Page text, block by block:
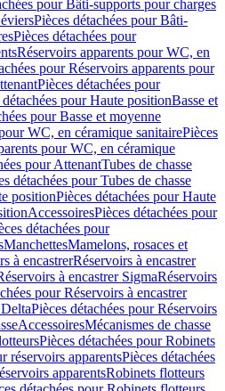
pour Bâti-supports pour charges
Pièces détachées pour Bâti-
Pièces détachées pour
Réservoirs apparents pour WC, en
pour Réservoirs apparents pour
Pièces détachées pour
détachées pour Haute positionBasse et
pour Basse et moyenne
WC, en céramique sanitairePièces
pour WC, en céramique
pour AttenantTubes de chasse
détachées pour Tubes de chasse
positionPièces détachées pour Haute
AccessoiresPièces détachées pour
détachées pour
ManchettesMamelons, rosaces et
à encastrerRéservoirs à encastrer
à encastrer SigmaRéservoirs
pour Réservoirs à encastrer
Pièces détachées pour Réservoirs
AccessoiresMécanismes de chasse
Pièces détachées pour Robinets
réservoirs apparentsPièces détachées
apparentsRobinets flotteurs